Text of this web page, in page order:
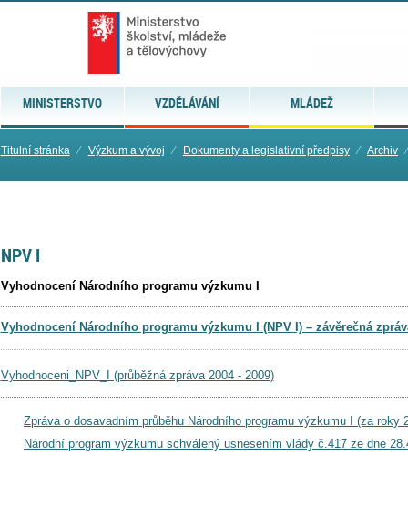
MINISTERSTVO VZDĚLÁVÁNÍ MLÁDEŽ
Titulní stránka ⁄ Výzkum a vývoj ⁄ Dokumenty a legislativní předpisy ⁄ Archiv ⁄
NPV I
Vyhodnocení Národního programu výzkumu I
Vyhodnocení Národního programu výzkumu I (NPV I) – závěrečná
Vyhodnoceni_NPV_I (průběžná zpráva 2004 - 2009)
Zpráva o dosavadním průběhu Národního programu výzkumu I (za roky
Národní program výzkumu schválený usnesením vlády č.417 ze dne